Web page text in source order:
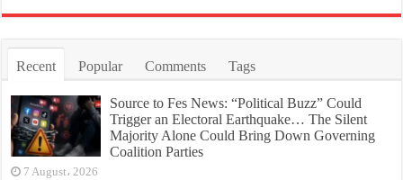
Recent Popular Comments Tags
Source to Fes News: “Political Buzz” Could
Trigger an Electoral Earthquake… The Silent
Majority Alone Could Bring Down Governing
Coalition Parties
7 August، 2026